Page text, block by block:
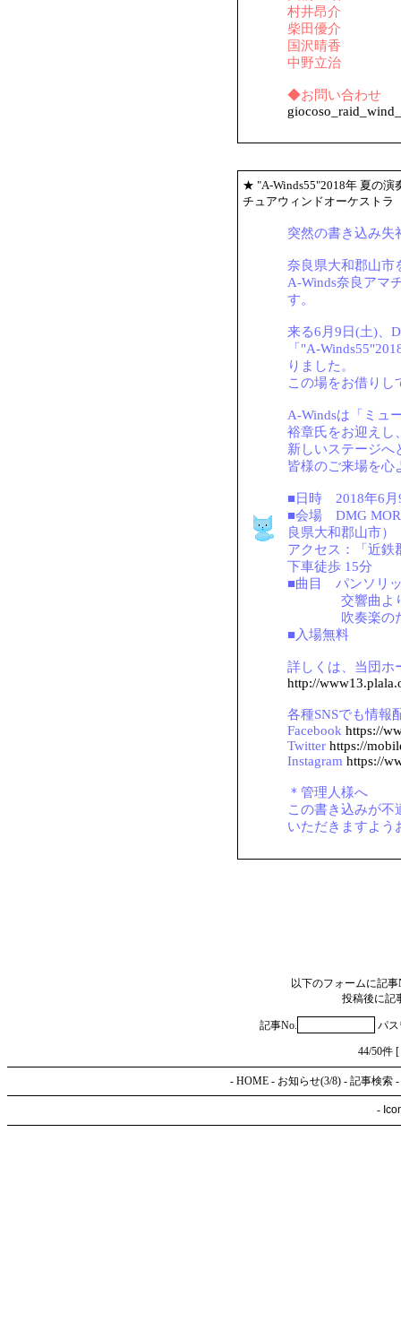
村井昂介
柴田優介
国沢晴香
中野立治
◆お問い合わせ
★ "A-Winds55"2018年 夏の演
チュアウィンドオーケストラ
突然の書き込み失
奈良県大和郡山市
A-Winds奈良アマ
す。
来る6月9日(土)、
「"A-
りました。
この場をお借りし
A-Windsは「ミュ
裕章氏をお迎えし
新しいステージへ
皆様のご来場を心
■日時 2018年6月
■会場 DMG
良県大和郡山市）
アクセス：「近鉄
下車徒歩 15分
■曲目 パンソリ
交響曲より第
吹奏楽のた
■入場無料
詳しくは、当団ホ
http://
各種SNSでも情報
Facebook https://
Twitter https://
Instagram https://
＊管理人様へ
この書き込みが不
いただきますよう
以下のフォームに記
投稿後に記
記事No. パ
44/50件
- HOME- お知らせ(3/8)- 記事検索-
-